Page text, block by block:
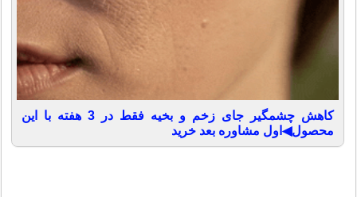
کاهش چشمگیر جای زخم و بخیه فقط در 3 هفته با این
محصول◀اول مشاوره بعد خرید